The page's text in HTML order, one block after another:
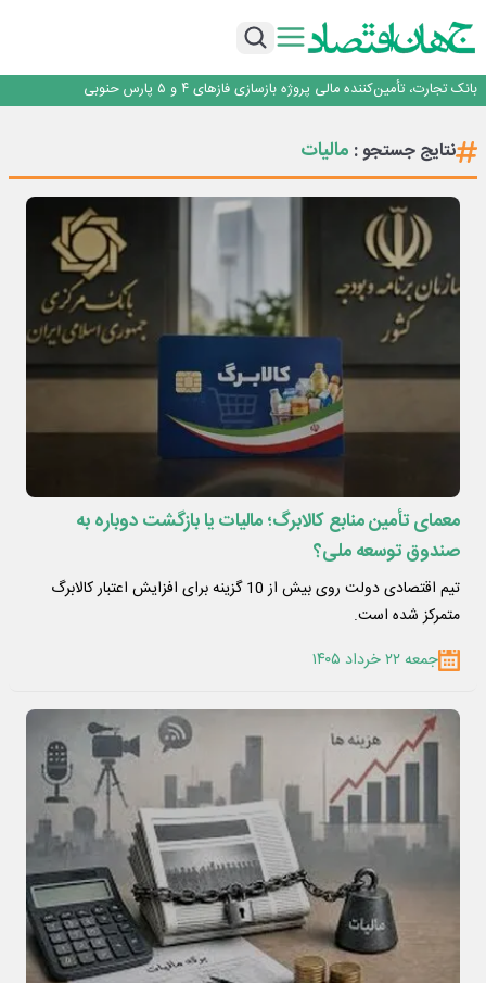
برگزاری آیین نکوداشت فعالان مواکب مرز شلمچه توسط شهرداری منطقه یک
منطقه‌ای
بانک تجارت، تأمین‌کننده مالی پروژه بازسازی فازهای ۴ و ۵ پارس حنوبی
برنده این رقابت داستان‌نویسی، انسان نبود!
برگزاری آیین نکوداشت فعالان مواکب مرز شلمچه توسط شهرداری منطقه یک
نتایج جستجو : مالیات
معمای تأمین منابع کالابرگ؛ مالیات یا بازگشت دوباره به
صندوق توسعه ملی؟
تیم اقتصادی دولت روی بیش از 10 گزینه برای افزایش اعتبار کالابرگ
متمرکز شده است.
جمعه ۲۲ خرداد ۱۴۰۵